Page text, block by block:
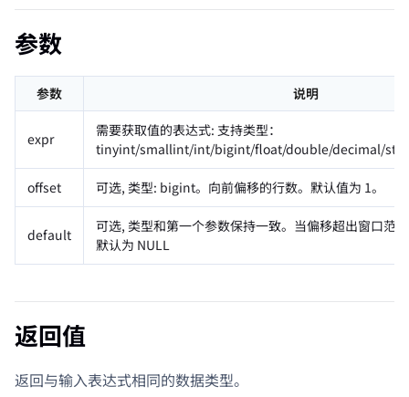
参数
参数 说明
expr
需要获取值的表达式: 支持类型：
tinyint/smallint/int/bigint/float/double/decimal/
offset 可选, 类型: bigint。向前偏移的行数。默认值为 1。
default
可选, 类型和第一个参数保持一致。当偏移超出窗口范
默认为 NULL
返回值
返回与输入表达式相同的数据类型。